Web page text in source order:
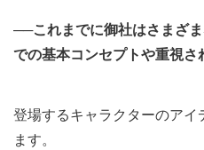
──これまでに御社はさまざ
での基本コンセプトや重視
登場するキャラクターのア
ます。